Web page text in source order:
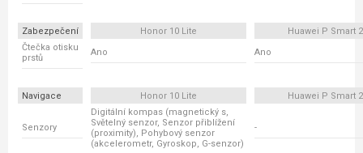
Zabezpečení Honor 10 Lite
Huawei P Smart
Čtečka otisku
prstů
Ano Ano
Navigace Honor 10 Lite Huawei P Smart
Senzory
Digitální kompas (magnetický s,
Světelný senzor, Senzor přiblížení
(proximity), Pohybový senzor
(akcelerometr, Gyroskop, G-senzor)
-